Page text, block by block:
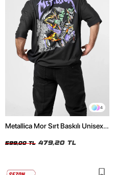
4
Metallica Mor Sırt Baskılı Unisex
599,00 TL 479,20 TL